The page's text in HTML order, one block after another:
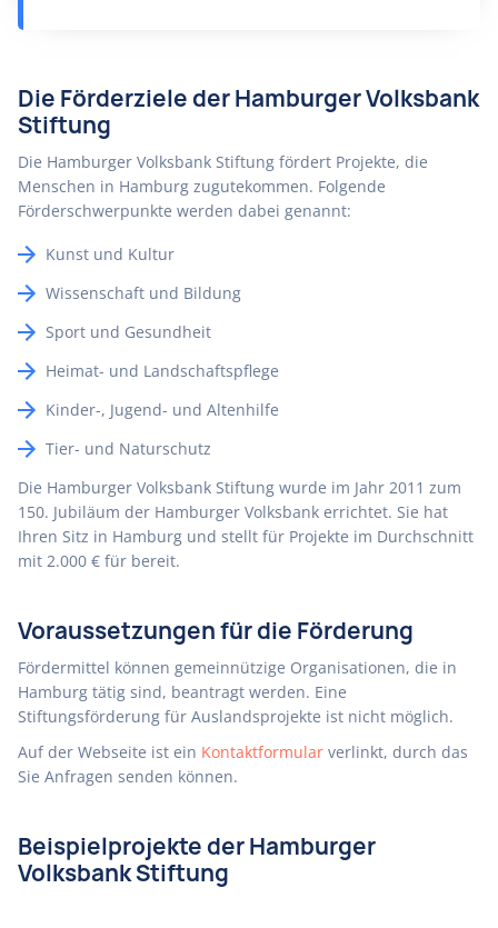
Die Förderziele der Hamburger Volksbank
Stiftung
Die Hamburger Volksbank Stiftung fördert Projekte, die
Menschen in Hamburg zugutekommen. Folgende
Förderschwerpunkte werden dabei genannt:
Kunst und Kultur
Wissenschaft und Bildung
Sport und Gesundheit
Heimat- und Landschaftspflege
Kinder-, Jugend- und Altenhilfe
Tier- und Naturschutz
Die Hamburger Volksbank Stiftung wurde im Jahr 2011 zum
150. Jubiläum der Hamburger Volksbank errichtet. Sie hat
Ihren Sitz in Hamburg und stellt für Projekte im Durchschnitt
mit 2.000 € für bereit.
Voraussetzungen für die Förderung
Fördermittel können gemeinnützige Organisationen, die in
Hamburg tätig sind, beantragt werden. Eine
Stiftungsförderung für Auslandsprojekte ist nicht möglich.
Auf der Webseite ist ein Kontaktformular verlinkt, durch das
Sie Anfragen senden können.
Beispielprojekte der Hamburger
Volksbank Stiftung